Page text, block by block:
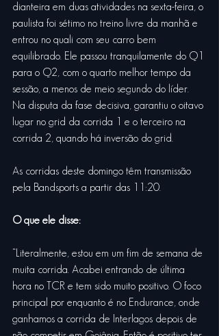
dianteira em duas atividades na sexta-feira, o
paulista foi sétimo no treino livre da manhã e
entrou no quali com seu carro bem
equilibrado. Ele passou tranquilamente do Q1
para o Q2, com o quarto melhor tempo da
sessão, a menos de meio segundo do líder.
Na disputa da fase decisiva, garantiu o oitavo
lugar no grid da corrida 1 e o terceiro na
corrida 2, quando há inversão do grid.
As corridas deste domingo têm transmissão
pela Bandsports a partir das 11:20.
O que ele disse:
“Literalmente, estou em um fim de semana de
muita corrida. Acabei entrando de última
hora no TCR e tem sido muito positivo. O foco
principal por enquanto é no Endurance, onde
ganhamos a corrida de Interlagos depois de